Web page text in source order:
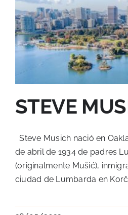
STEVE
Steve Musich nació en
de abril de 1934 de padres
(originalmente Mušić),
ciudad de Lumbarda en